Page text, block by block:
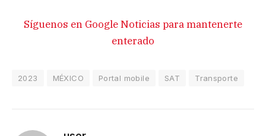
Síguenos en Google Noticias para mantenerte
enterado
2023 MÉXICO Portal mobile SAT Transporte